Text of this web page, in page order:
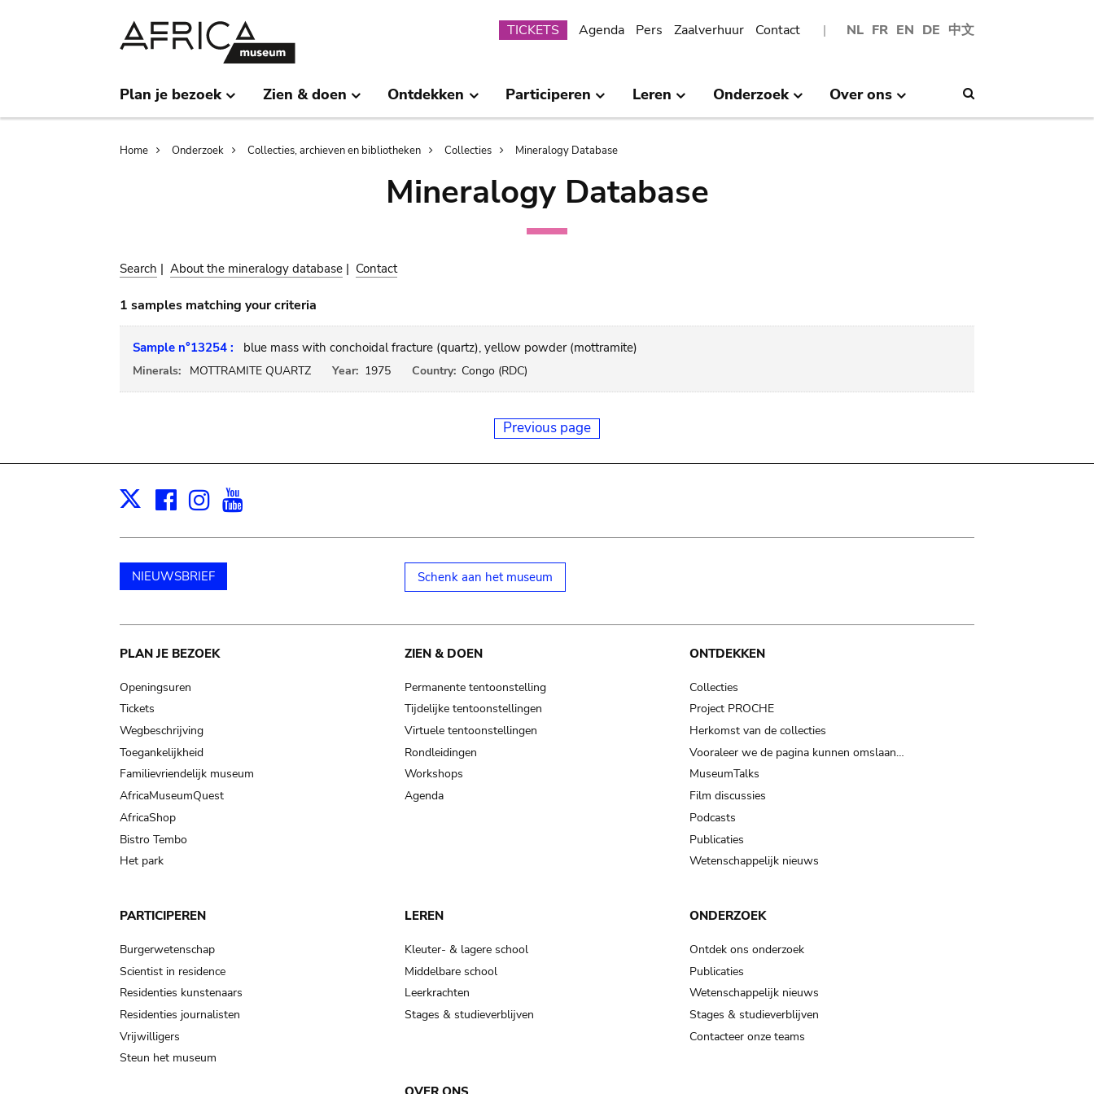
NL FR EN DE 中文
Submenu
TICKETS Agenda Pers Zaalverhuur Contact
Plan je bezoek Zien & doen Ontdekken Participeren Leren Onderzoek Over ons
Breadcrumb
Home Onderzoek Collecties, archieven en bibliotheken Collecties Mineralogy Database
Mineralogy Database
Search | About the mineralogy database | Contact
1 samples matching your criteria
Sample n°13254 : blue mass with conchoidal fracture (quartz), yellow powder (mottramite)
Minerals: MOTTRAMITE QUARTZ Year: 1975 Country: Congo (RDC)
Previous page
X Facebook
Instagram
NIEUWSBRIEF Schenk aan het museum
Main
navigation
PLAN JE BEZOEK
Openingsuren
Tickets
Wegbeschrijving
Toegankelijkheid
Familievriendelijk museum
AfricaMuseumQuest
AfricaShop
Bistro Tembo
Het park
ZIEN & DOEN
Permanente tentoonstelling
Tijdelijke tentoonstellingen
Virtuele tentoonstellingen
Rondleidingen
Workshops
Agenda
ONTDEKKEN
Collecties
Project PROCHE
Herkomst van de collecties
Vooraleer we de pagina kunnen omslaan…
MuseumTalks
Film discussies
Podcasts
Publicaties
Wetenschappelijk nieuws
PARTICIPEREN
Burgerwetenschap
Scientist in residence
Residenties kunstenaars
Residenties journalisten
Vrijwilligers
Steun het museum
LEREN
Kleuter- & lagere school
Middelbare school
Leerkrachten
Stages & studieverblijven
ONDERZOEK
Ontdek ons onderzoek
Publicaties
Wetenschappelijk nieuws
Stages & studieverblijven
Contacteer onze teams